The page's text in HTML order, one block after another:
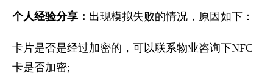
个人经验分享： 出现模拟失败的情况，原因如下：
卡片是否是经过加密的，可以联系物业咨询下NFC
卡是否加密;